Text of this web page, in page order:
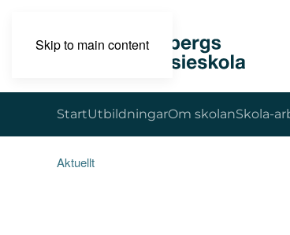
Skip to main content
StartUtbildningarOm skolanSkola-
Aktuellt